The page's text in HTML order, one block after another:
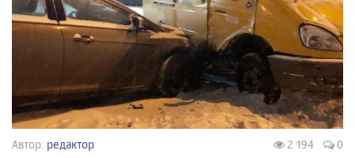
Автор: редактор 2 194 0